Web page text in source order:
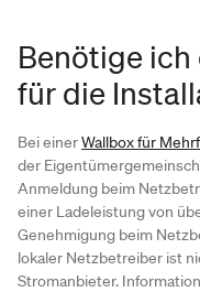
Benötige ich
für die
Bei einerWallbox für
der
Anmeldung beim
einer Ladeleistung von
Genehmigung beim
lokaler Netzbetreiber ist
Stromanbieter.